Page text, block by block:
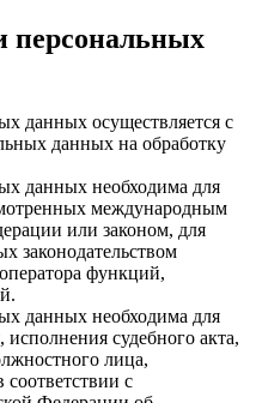
персональных
данных осуществляется с
данных на обработку
данных необходима для
международным
или законом, для
законодательством
функций,
данных необходима для
судебного акта,
лица,
с